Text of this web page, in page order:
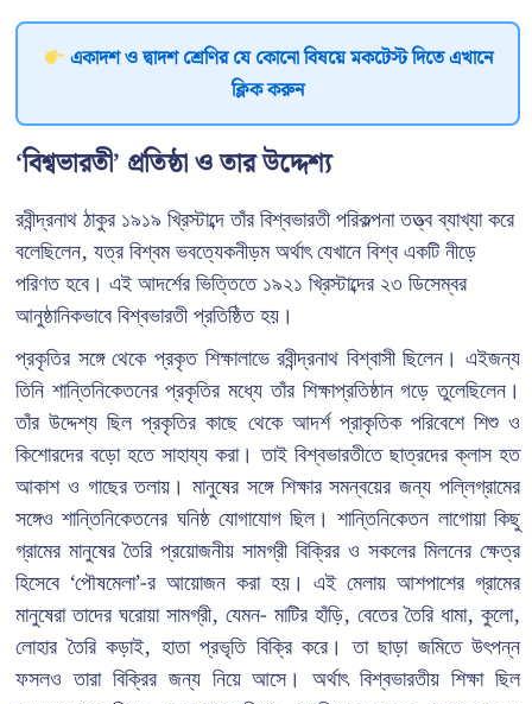
একাদশ ও দ্বাদশ শ্রেণির যে কোনো বিষয়ে মকটেস্ট দিতে এখানে
ক্লিক করুন
‘বিশ্বভারতী’ প্রতিষ্ঠা ও তার উদ্দেশ্য
রবীন্দ্রনাথ ঠাকুর ১৯১৯ খ্রিস্টাব্দে তাঁর বিশ্বভারতী পরিকল্পনা তত্ত্ব ব্যাখ্যা করে
বলেছিলেন, যত্র বিশ্বম ভবত্যেকনীড়ম অর্থাৎ যেখানে বিশ্ব একটি নীড়ে
পরিণত হবে। এই আদর্শের ভিত্তিতে ১৯২১ খ্রিস্টাব্দের ২৩ ডিসেম্বর
আনুষ্ঠানিকভাবে বিশ্বভারতী প্রতিষ্ঠিত হয়।
প্রকৃতির সঙ্গে থেকে প্রকৃত শিক্ষালাভে রবীন্দ্রনাথ বিশ্বাসী ছিলেন। এইজন্য
তিনি শান্তিনিকেতনের প্রকৃতির মধ্যে তাঁর শিক্ষাপ্রতিষ্ঠান গড়ে তুলেছিলেন।
তাঁর উদ্দেশ্য ছিল প্রকৃতির কাছে থেকে আদর্শ প্রাকৃতিক পরিবেশে শিশু ও
কিশোরদের বড়ো হতে সাহায্য করা। তাই বিশ্বভারতীতে ছাত্রদের ক্লাস হত
আকাশ ও গাছের তলায়। মানুষের সঙ্গে শিক্ষার সমন্বয়ের জন্য পল্লিগ্রামের
সঙ্গেও শান্তিনিকেতনের ঘনিষ্ঠ যোগাযোগ ছিল। শান্তিনিকেতন লাগোয়া কিছু
গ্রামের মানুষের তৈরি প্রয়োজনীয় সামগ্রী বিক্রির ও সকলের মিলনের ক্ষেত্র
হিসেবে ‘পৌষমেলা’-র আয়োজন করা হয়। এই মেলায় আশপাশের গ্রামের
মানুষেরা তাদের ঘরোয়া সামগ্রী, যেমন- মাটির হাঁড়ি, বেতের তৈরি ধামা, কুলো,
লোহার তৈরি কড়াই, হাতা প্রভৃতি বিক্রি করে। তা ছাড়া জমিতে উৎপন্ন
ফসলও তারা বিক্রির জন্য নিয়ে আসে। অর্থাৎ বিশ্বভারতীয় শিক্ষা ছিল